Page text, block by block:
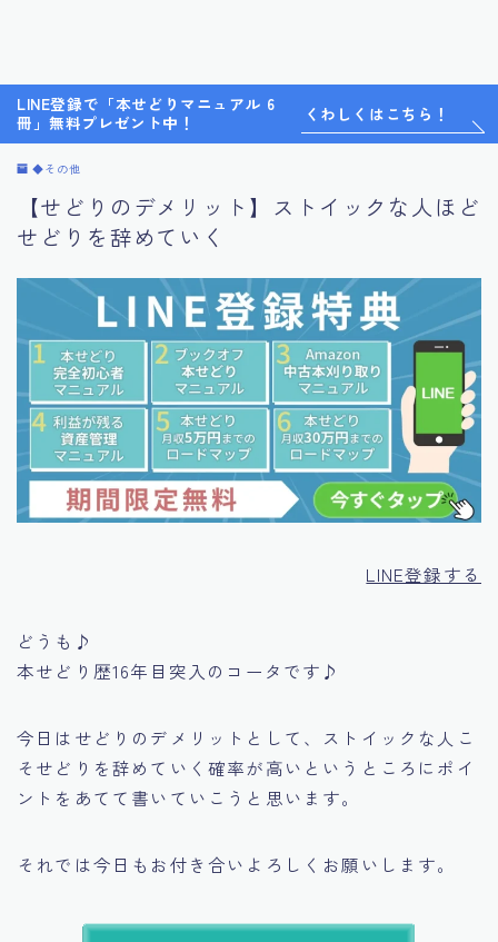
LINE登録で「本せどりマニュアル 6
冊」無料プレゼント中！
くわしくはこちら！
◆その他
【せどりのデメリット】ストイックな人ほど
せどりを辞めていく
LINE登録する
どうも♪
本せどり歴16年目突入のコータです♪
今日はせどりのデメリットとして、 ストイックな人こ
そせどりを辞めていく確率が高い というところにポイ
ントをあてて書いていこうと思います。
それでは今日もお付き合いよろしくお願いします。